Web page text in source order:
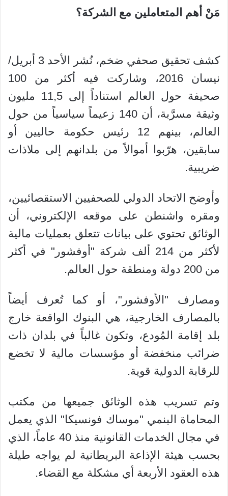
مَنْ أهم المتعاملين مع الشركة؟
كشف تحقيق صحفي ضخم، نُشر الأحد 3 أبريل/
نيسان 2016، وشاركت فيه أكثر من 100
صحيفة حول العالم استناداً إلى 11,5 مليون
وثيقة مسرَّبة، أن 140 زعيماً سياسياً من حول
العالم، بينهم 12 رئيس حكومة حاليين أو
سابقين، هرّبوا أموالاً من بلدانهم إلى ملاذات
ضريبية.
وأوضح الاتحاد الدولي للصحفيين الاستقصائيين،
ومقره واشنطن على موقعه الإلكتروني، أن
الوثائق تحتوي على بيانات تتعلق بعمليات مالية
لأكثر من 214 ألف شركة "أوفشور" في أكثر
من 200 دولة ومنطقة حول العالم.
ومصارف "الأوفشور"، أو كما تُعرف أيضاً
بالمصارف الخارجية، هي البنوك الواقعة خارج
بلد إقامة المُودع، وتكون غالباً في بلدان ذات
ضرائب منخفضة أو مؤسسات مالية لا تخضع
للرقابة الدولية قوية.
وتم تسريب هذه الوثائق جميعها من مكتب
المحاماة البنمي "موساك فونسيكا" الذي يعمل
في مجال الخدمات القانونية منذ 40 عاماً، الذي
بحسب هيئة الإذاعة البريطانية لم يواجه طيلة
هذه العقود الأربعة أي مشكلة مع القضاء.